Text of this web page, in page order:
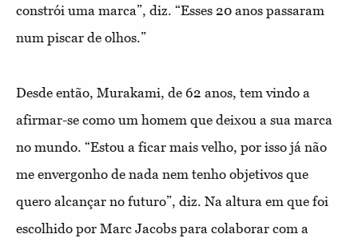
constrói uma marca”, diz. “Esses 20 anos passaram
num piscar de olhos.”
Desde então, Murakami, de 62 anos, tem vindo a
afirmar-se como um homem que deixou a sua marca
no mundo. “Estou a ficar mais velho, por isso já não
me envergonho de nada nem tenho objetivos que
quero alcançar no futuro”, diz. Na altura em que foi
escolhido por Marc Jacobs para colaborar com a